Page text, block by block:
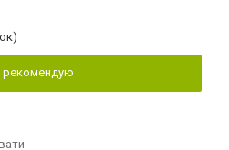
рекомендую